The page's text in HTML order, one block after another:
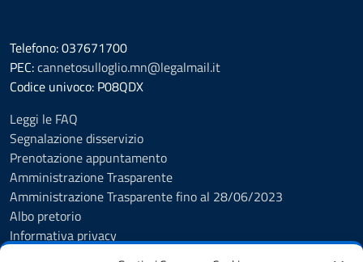
Telefono: 037671700
PEC:cannetosulloglio.mn@legalmail.it
Codice univoco: P08QDX
Leggi le FAQ
Segnalazione disservizio
Prenotazione appuntamento
Amministrazione Trasparente
Amministrazione Trasparente fino al 28/06/2023
Albo pretorio
Informativa privacy